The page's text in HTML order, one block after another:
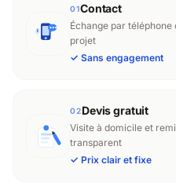
01Contact
Échange par
projet
✓ Sans engagement
02Devis gratuit
Visite à domicile et
transparent
✓ Prix clair et fixe